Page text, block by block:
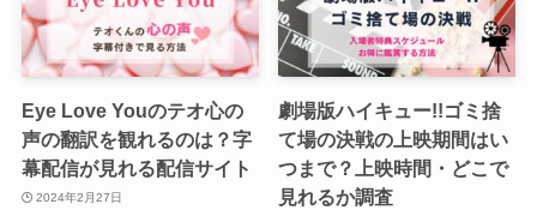
Eye Love Youのテオ心の
声の翻訳を観れるのは？字
幕配信が見れる配信サイト
2024年2月27日
劇場版ハイキュー!!ゴミ捨
て場の決戦の上映期間はい
つまで？上映時間・どこで
見れるか調査